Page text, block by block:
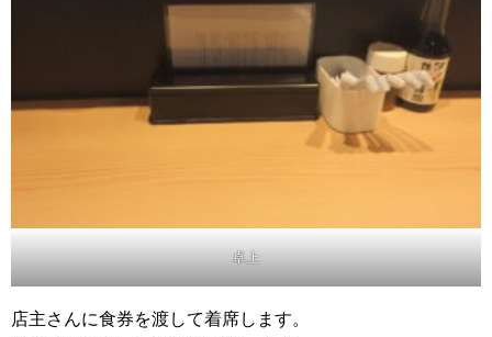
卓上
店主さんに食券を渡して着席します。